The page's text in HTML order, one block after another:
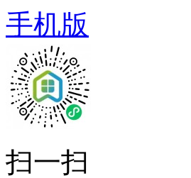
手机版
扫一扫